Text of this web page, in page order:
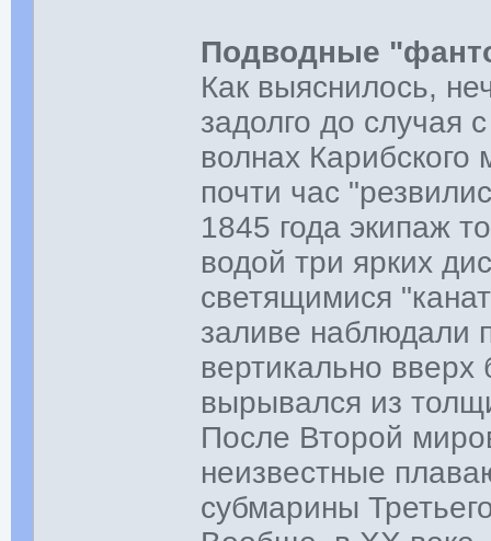
Подводные
Как выяснилось,
задолго до случая
волнах Карибского
почти час
1845 года экипаж
водой три ярких
светящимися
заливе наблюдали
вертикально вверх
вырывался из
После Второй
неизвестные
субмарины